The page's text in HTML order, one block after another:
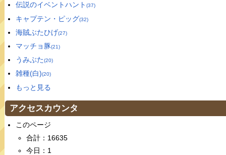
伝説のイベントハント (37)
キャプテン・ピッグ(32)
海賊ぶたひげ(27)
マッチョ豚(21)
うみぶた(20)
雑種(白)(20)
もっと見る
アクセスカウンタ
このページ
合計：16635
今日：1